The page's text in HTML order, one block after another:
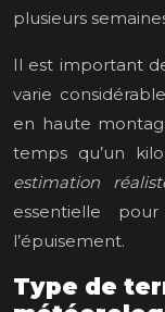
plusieurs
Il est important
varie
en haute
temps qu’un
estimation
essentielle
l’épuisement.
Type de